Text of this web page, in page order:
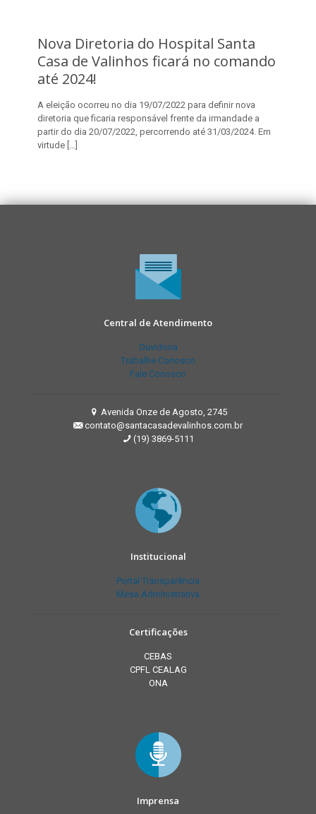
Nova Diretoria do Hospital Santa
Casa de Valinhos ficará no comando
até 2024!
A eleição ocorreu no dia 19/07/2022 para definir nova
diretoria que ficaria responsável frente da irmandade a
partir do dia 20/07/2022, percorrendo até 31/03/2024. Em
virtude […]
Central de Atendimento
Ouvidoria
Trabalhe Conosco
Fale Conosco
Avenida Onze de Agosto, 2745
contato@santacasadevalinhos.com.br
(19) 3869-5111
Institucional
Portal Transparência
Mesa Administrativa
Certificações
CEBAS
CPFL CEALAG
ONA
Imprensa